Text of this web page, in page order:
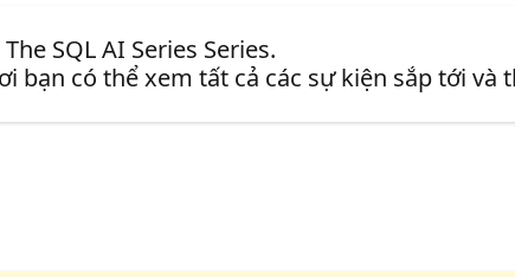
SQL AI Series Series.
bạn có thể xem tất cả các sự kiện sắp tới và